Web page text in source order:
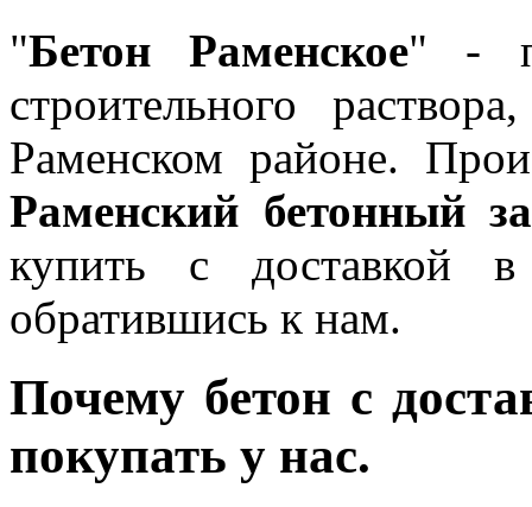
"Бетон Раменское" -
строительного
Раменском районе.
Раменский бетонный
купить с доставкой
обратившись к нам.
Почему бетон с
покупать у нас.